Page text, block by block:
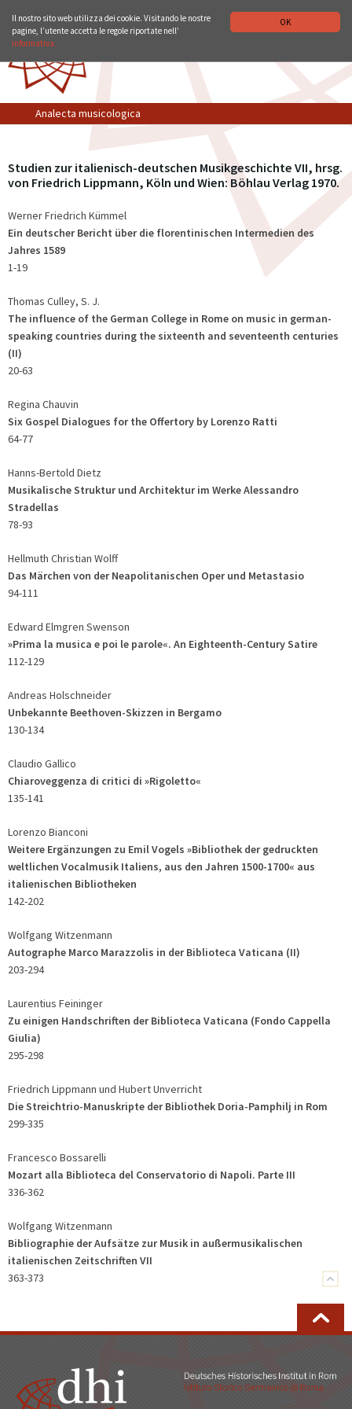
OK
Il nostro sito web utilizza dei cookie. Visitando le nostre
pagine, l’utente accetta le regole riportate nell’
informativa.
Analecta musicologica
Studien zur italienisch-deutschen Musikgeschichte VII, hrsg.
von Friedrich Lippmann, Köln und Wien: Böhlau Verlag 1970.
Werner Friedrich Kümmel
Ein deutscher Bericht über die florentinischen Intermedien des
Jahres 1589
1-19
Thomas Culley, S. J.
The influence of the German College in Rome on music in german-
speaking countries during the sixteenth and seventeenth centuries
(II)
20-63
Regina Chauvin
Six Gospel Dialogues for the Offertory by Lorenzo Ratti
64-77
Hanns-Bertold Dietz
Musikalische Struktur und Architektur im Werke Alessandro
Stradellas
78-93
Hellmuth Christian Wolff
Das Märchen von der Neapolitanischen Oper und Metastasio
94-111
Edward Elmgren Swenson
»Prima la musica e poi le parole«. An Eighteenth-Century Satire
112-129
Andreas Holschneider
Unbekannte Beethoven-Skizzen in Bergamo
130-134
Claudio Gallico
Chiaroveggenza di critici di »Rigoletto«
135-141
Lorenzo Bianconi
Weitere Ergänzungen zu Emil Vogels »Bibliothek der gedruckten
weltlichen Vocalmusik Italiens, aus den Jahren 1500-1700« aus
italienischen Bibliotheken
142-202
Wolfgang Witzenmann
Autographe Marco Marazzolis in der Biblioteca Vaticana (II)
203-294
Laurentius Feininger
Zu einigen Handschriften der Biblioteca Vaticana (Fondo Cappella
Giulia)
295-298
Friedrich Lippmann und Hubert Unverricht
Die Streichtrio-Manuskripte der Bibliothek Doria-Pamphilj in Rom
299-335
Francesco Bossarelli
Mozart alla Biblioteca del Conservatorio di Napoli. Parte III
336-362
Wolfgang Witzenmann
Bibliographie der Aufsätze zur Musik in außermusikalischen
italienischen Zeitschriften VII
363-373